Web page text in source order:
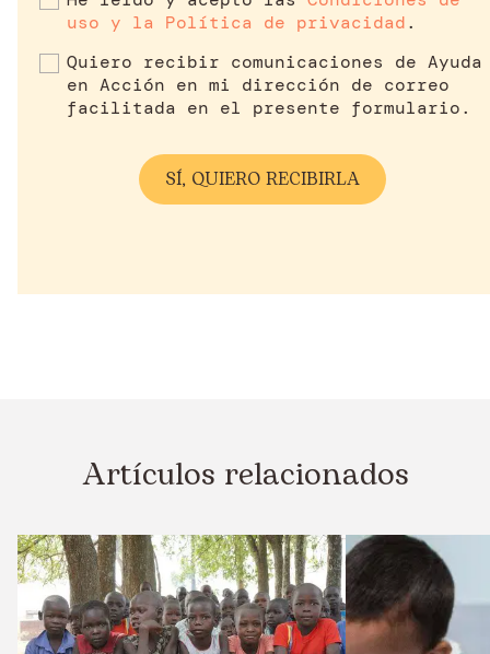
uso y la Política de privacidad.
Quiero recibir comunicaciones de Ayuda
en Acción en mi dirección de correo
facilitada en el presente formulario.
Artículos relacionados